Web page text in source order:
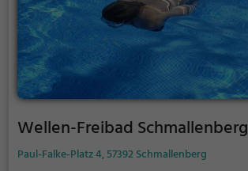
Wellen-Freibad Schmallenberg
Paul-Falke-Platz 4, 57392 Schmallenberg